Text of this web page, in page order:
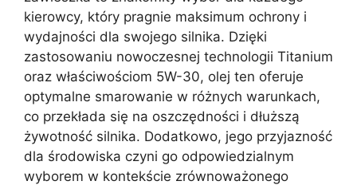
kierowcy, który pragnie maksimum ochrony i
wydajności dla swojego silnika. Dzięki
zastosowaniu nowoczesnej technologii Titanium
oraz właściwościom 5W-30, olej ten oferuje
optymalne smarowanie w różnych warunkach,
co przekłada się na oszczędności i dłuższą
żywotność silnika. Dodatkowo, jego przyjazność
dla środowiska czyni go odpowiedzialnym
wyborem w kontekście zrównoważonego